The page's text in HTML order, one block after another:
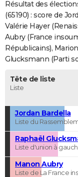
COPAINS D'AVANT
S'inscrire
Se connecter
Lycées
Collèges
Primaires
Universités
Entreprises
Service militaire
Avis de recherche
AVIS DE DÉCÈS
FORUM
Résultat des
(65190) : score de
Valérie Hayer
Aubry (France
Républicains),
Glucksmann (Parti
Tête de liste
Liste
Jordan Bardella
Liste du
Raphaël
Liste d'union à
Manon Aubry
Liste de La France